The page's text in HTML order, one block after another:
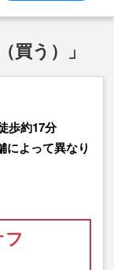
買う）」
歩約17分
によって異なり